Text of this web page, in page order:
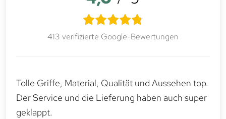
413 verifizierte Google-Bewertungen
Tolle Griffe, Material, Qualität und Aussehen top.
Der Service und die Lieferung haben auch super
geklappt.